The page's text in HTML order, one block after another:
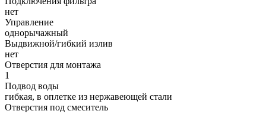
нет
Управление
однорычажный
Выдвижной/гибкий излив
нет
Отверстия для монтажа
1
Подвод воды
гибкая, в оплетке из нержавеющей стали
Отверстия под смеситель